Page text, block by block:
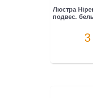
Люстра
подвес.